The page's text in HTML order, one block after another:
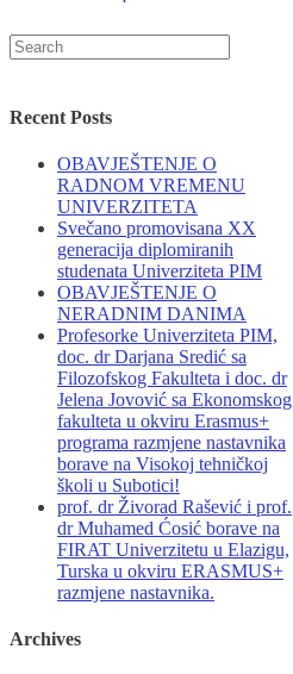
Recent Posts
OBAVJEŠTENJE O
RADNOM VREMENU
UNIVERZITETA
Svečano promovisana XX
generacija diplomiranih
studenata Univerziteta PIM
OBAVJEŠTENJE O
NERADNIM DANIMA
Profesorke Univerziteta PIM,
doc. dr Darjana Sredić sa
Filozofskog Fakulteta i doc. dr
Jelena Jovović sa Ekonomskog
fakulteta u okviru Erasmus+
programa razmjene nastavnika
borave na Visokoj tehničkoj
školi u Subotici!
prof. dr Živorad Rašević i prof.
dr Muhamed Ćosić borave na
FIRAT Univerzitetu u Elazigu,
Turska u okviru ERASMUS+
razmjene nastavnika.
Archives